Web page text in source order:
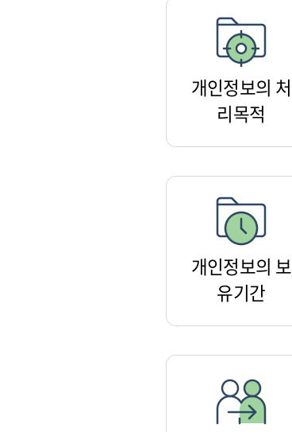
개인정보의 처
리목적
개인정보의 보
유기간